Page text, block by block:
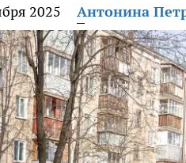
2025 Антонина